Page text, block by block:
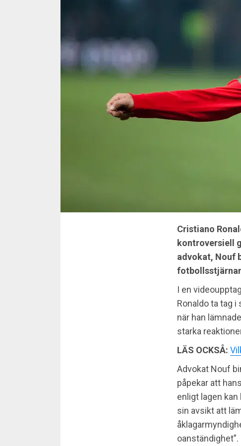
Cristiano
kontroversiell
advokat, Nouf
I en
Ronaldo ta tag
när han
starka
LÄS OCKSÅ:
Advokat Nouf
påpekar att
enligt lagen
sin avsikt att